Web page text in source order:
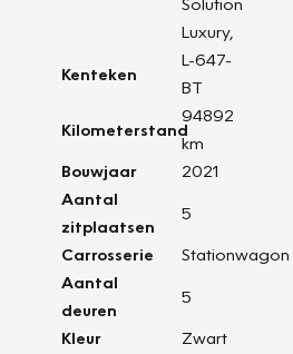
Luxury,
Kenteken
L-647-
BT
Kilometerstand
94892
km
Bouwjaar
2021
Aantal
zitplaatsen
5
Carrosserie
Stationwagon
Aantal
deuren
5
Kleur
Zwart